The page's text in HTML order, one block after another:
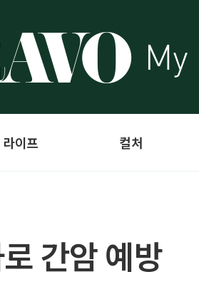
라이프 컬처
간암 예방